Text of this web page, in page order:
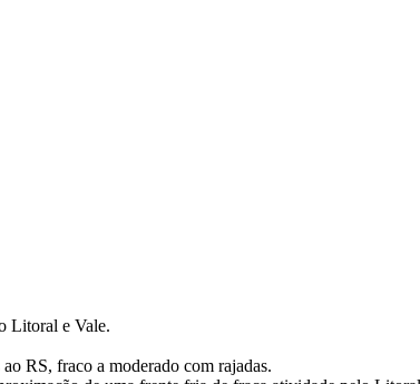
Litoral e Vale.
RS, fraco a moderado com rajadas.